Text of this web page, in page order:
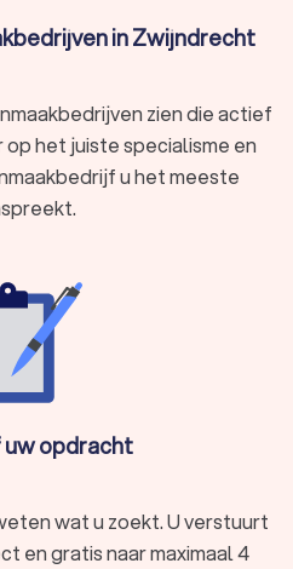
Zo kan je
bij jou past.
in Zwijndrecht
zien die actief
het juiste specialisme en
u het meeste
opdracht
wat u zoekt. U verstuurt
en gratis naar maximaal 4